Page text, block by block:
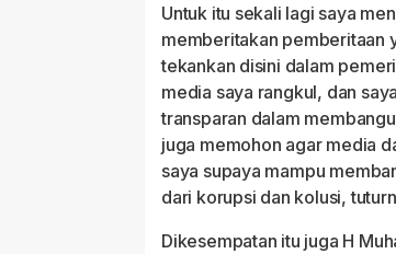
Untuk itu sekali lagi saya
memberitakan pemberitaan
tekankan disini dalam
media saya rangkul, dan
transparan dalam
juga memohon agar media
saya supaya mampu
dari korupsi dan kolusi,
Dikesempatan itu juga H